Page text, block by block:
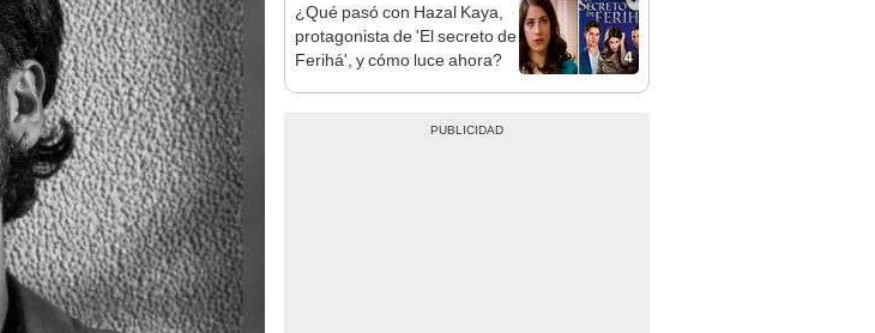
4
¿Qué pasó con Hazal Kaya,
protagonista de 'El secreto de
Ferihá', y cómo luce ahora?